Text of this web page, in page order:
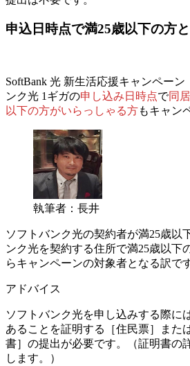
申込日時点で満25歳以下の方
SoftBank 光 新生活応援キャンペー
ンク光 1ギガの申し込み日時点で同
以下の方がいらっしゃる方もキャン
執筆者：長井
ソフトバンク光の契約者が満25歳以
ンク光を契約する住所で満25歳以下
らキャンペーンの対象者となる訳で
アドバイス
ソフトバンク光を申し込みする際に
あることを証明する［住民票］また
書］の提出が必要です。（証明書の
します。）